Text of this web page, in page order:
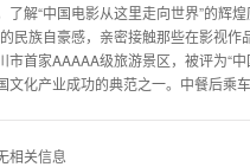
了解“中国电影从这里走向世界”的辉
民族自豪感，亲密接触那些在影视
市首家AAAAA级旅游景区，被评为“
文化产业成功的典范之一。中餐后乘
相关信息